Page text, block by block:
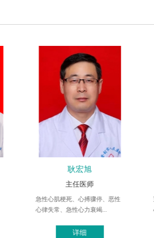
闫建丽
主任医师
冠心病、心绞痛、高血压、急性
心肌梗死、各种心律失常...
详细